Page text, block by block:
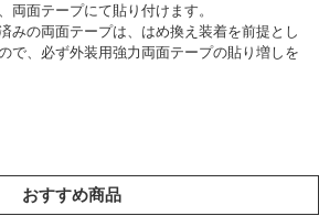
両面テープにて貼り付けます。
みの両面テープは、はめ換え装着を前提とし
で、必ず外装用強力両面テープの貼り増しを
おすすめ商品